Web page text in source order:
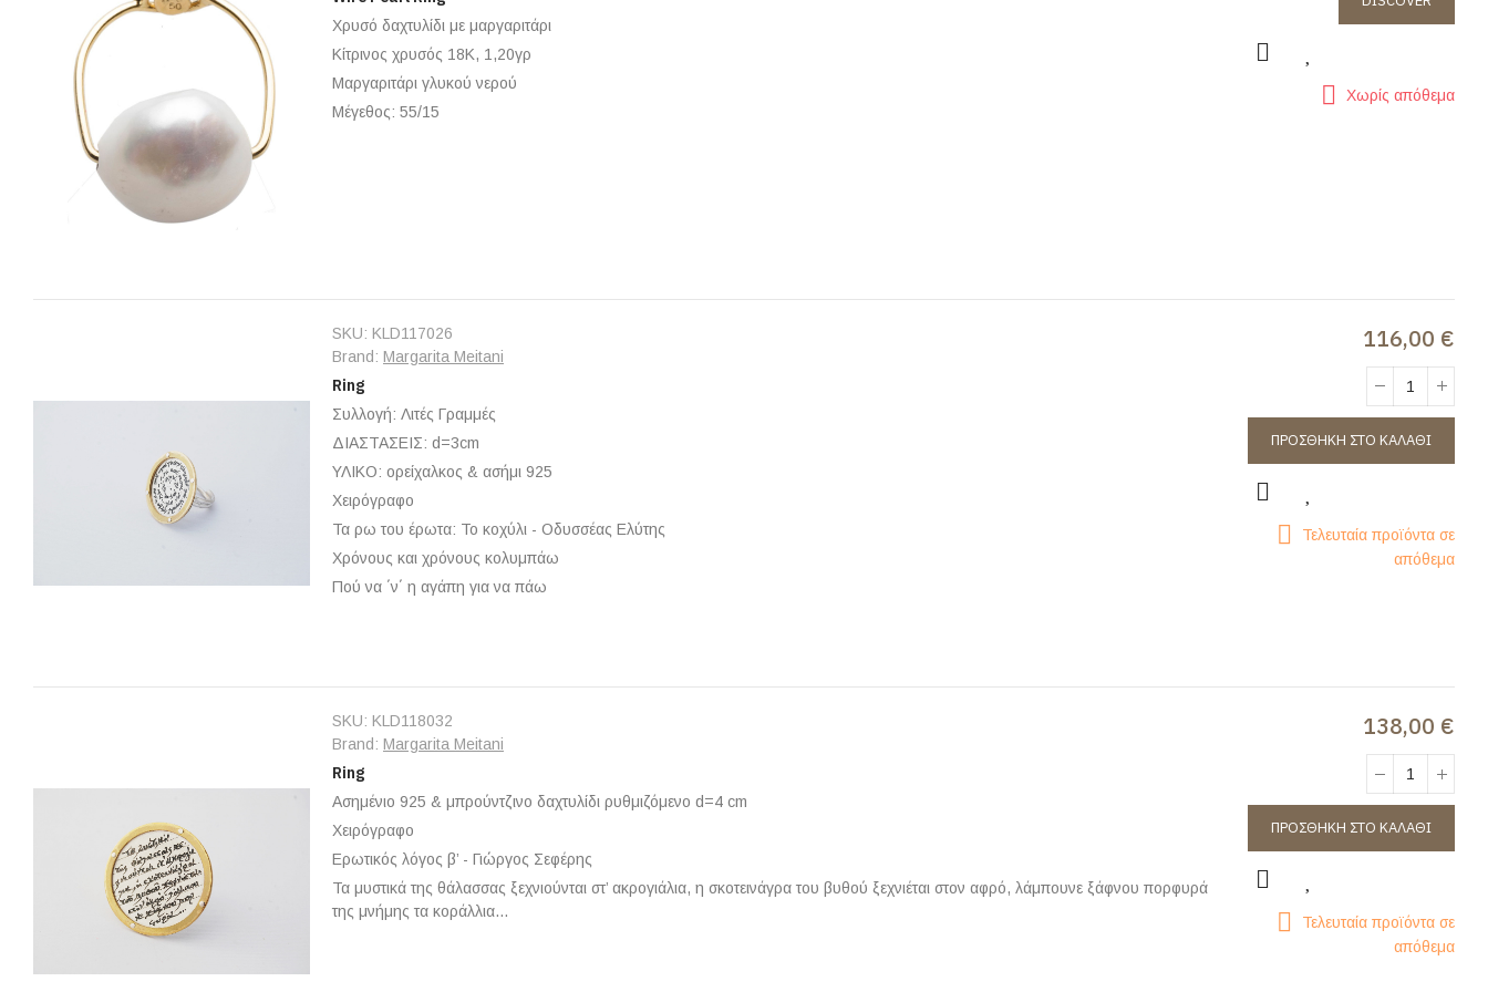
Χρυσό δαχτυλίδι με μαργαριτάρι
Κίτρινος χρυσός 18Κ, 1,20γρ
Μαργαριτάρι γλυκού νερού
Μέγεθος: 55/15
Χωρίς απόθεμα
SKU: KLD117026
Brand: Margarita Meitani
Ring
Συλλογή: Λιτές Γραμμές
ΔΙΑΣΤΑΣΕΙΣ: d=3cm
ΥΛΙΚΟ: ορείχαλκος & ασήμι 925
Χειρόγραφο
Τα ρω του έρωτα: Το κοχύλι - Οδυσσέας Ελύτης
Χρόνους και χρόνους κολυμπάω
Πού να ΄ν΄ η αγάπη για να πάω
116,00 €
ΠΡΟΣΘΉΚΗ ΣΤΟ ΚΑΛΆΘΙ
Τελευταία προϊόντα σε
απόθεμα
SKU: KLD118032
Brand: Margarita Meitani
Ring
Ασημένιο 925 & μπρούντζινο δαχτυλίδι ρυθμιζόμενο d=4 cm
Χειρόγραφο
Ερωτικός λόγος β’ - Γιώργος Σεφέρης
Τα μυστικά της θάλασσας ξεχνιούνται στ’ ακρογιάλια, η σκοτεινάγρα του βυθού ξεχνιέται στον αφρό, λάμπουνε ξάφνου πορφυρά
της μνήμης τα κοράλλια…
138,00 €
ΠΡΟΣΘΉΚΗ ΣΤΟ ΚΑΛΆΘΙ
Τελευταία προϊόντα σε
απόθεμα